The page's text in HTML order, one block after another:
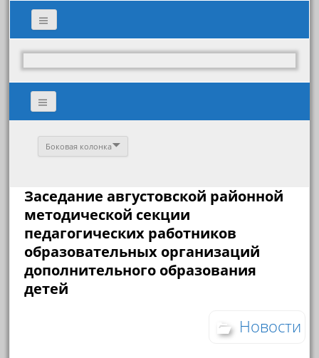
Боковая колонка
Заседание августовской районной
методической секции
педагогических работников
образовательных организаций
дополнительного образования
детей
Новости